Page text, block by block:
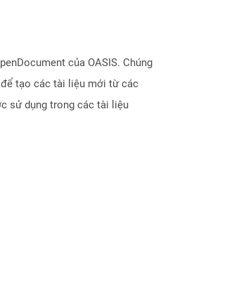
của OASIS. Chúng
tạo các tài liệu mới từ các
sử dụng trong các tài liệu